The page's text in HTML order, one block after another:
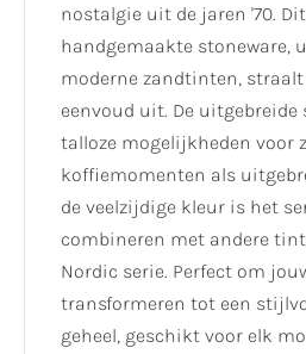
nostalgie uit de jaren '70. Dit
handgemaakte stoneware,
moderne zandtinten,
eenvoud uit. De
talloze mogelijkheden voor
koffiemomenten als
de veelzijdige kleur is het
combineren met andere
Nordic serie. Perfect om
transformeren tot een
geheel, geschikt voor elk